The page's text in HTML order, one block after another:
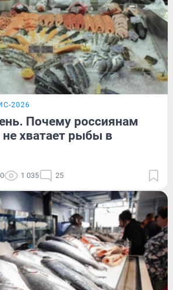
2026
Почему россиянам
не хватает рыбы в
1 035 25